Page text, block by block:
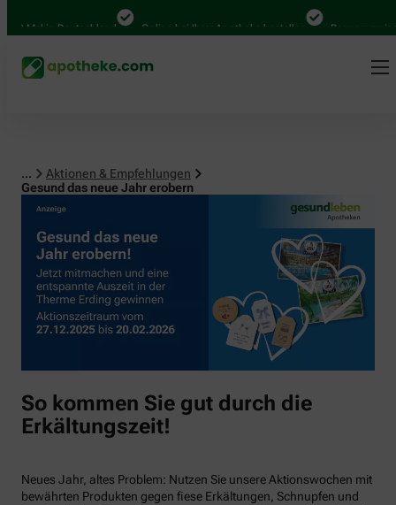
in Deutschland Online bei Ihrer Apotheke bestellen Bequem zwischen
...
Aktionen & Empfehlungen
Gesund das neue Jahr erobern
So kommen Sie gut durch die
Erkältungszeit!
Neues Jahr, altes Problem: Nutzen Sie unsere Aktionswochen mit
bewährten Produkten gegen fiese Erkältungen, Schnupfen und